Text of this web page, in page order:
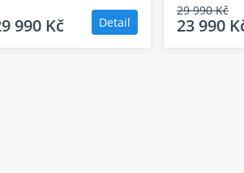
300 7G –
duchem
990 Kč Detail
29 990 Kč
23 990